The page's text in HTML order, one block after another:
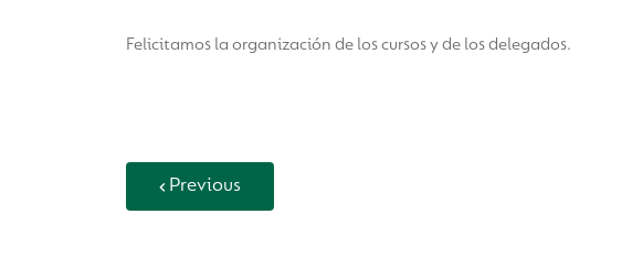
Felicitamos la organización de los cursos y de los delegados.
Previous